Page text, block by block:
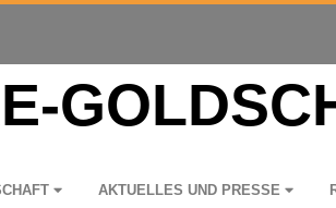
AKTU­EL­LES UND PRESSE